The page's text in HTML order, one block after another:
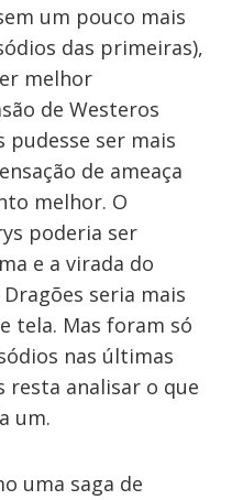
um pouco mais
das primeiras),
melhor
de Westeros
ser mais
de ameaça
melhor. O
poderia ser
e a virada do
seria mais
tela. Mas foram só
nas últimas
resta analisar o que
um.
uma saga de